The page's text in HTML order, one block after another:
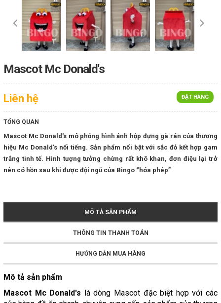
Mascot Mc Donald's
ĐẶT HÀNG
Liên hệ
TỔNG QUAN
Mascot Mc Donald's mô phỏng hình ảnh hộp đựng gà rán của thương
hiệu Mc Donald's nổi tiếng. Sản phẩm nổi bật với sắc đỏ kết hợp gam
trắng tinh tế. Hình tượng tưởng chừng rất khô khan, đơn điệu lại trở
nên có hồn sau khi được đội ngũ của Bingo “hóa phép”
MÔ TẢ SẢN PHẨM
THÔNG TIN THANH TOÁN
HƯỚNG DẪN MUA HÀNG
Mô tả sản phẩm
Mascot Mc Donald's là dòng Mascot đặc biệt hợp với các